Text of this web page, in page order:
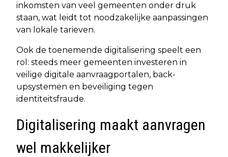
inkomsten van veel gemeenten onder druk
staan, wat leidt tot noodzakelijke aanpassingen
van lokale tarieven.
Ook de toenemende digitalisering speelt een
rol: steeds meer gemeenten investeren in
veilige digitale aanvraagportalen, back-
upsystemen en beveiliging tegen
identiteitsfraude.
Digitalisering maakt aanvragen
wel makkelijker